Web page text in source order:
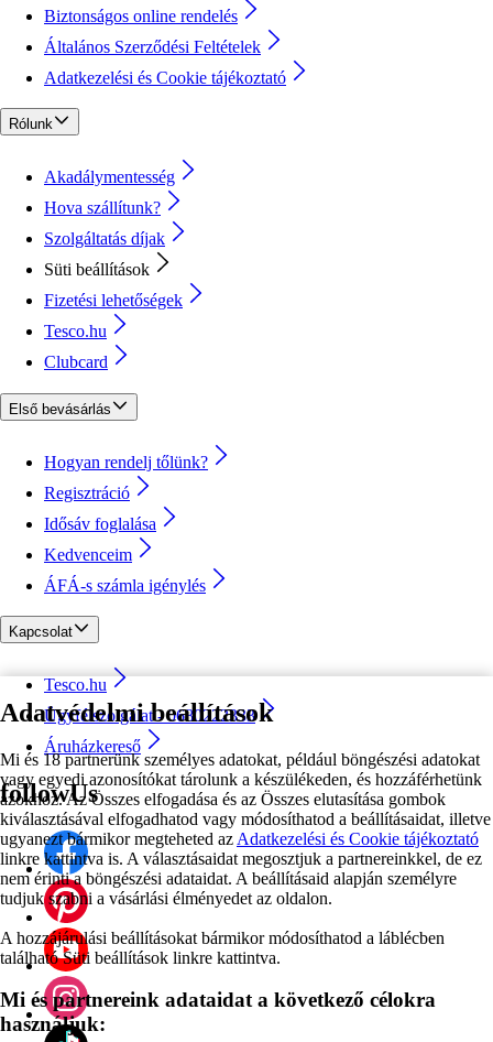
Adatvédelmi beállítások
Mi és 18 partnerünk személyes adatokat, például böngészési adatokat
vagy egyedi azonosítókat tárolunk a készülékeden, és hozzáférhetünk
azokhoz. Az Összes elfogadása és az Összes elutasítása gombok
kiválasztásával elfogadhatod vagy módosíthatod a beállításaidat, illetve
ugyanezt bármikor megteheted az Adatkezelési és Cookie tájékoztató
linkre kattintva is. A választásaidat megosztjuk a partnereinkkel, de ez
nem érinti a böngészési adataidat. A beállításaid alapján személyre
tudjuk szabni a vásárlási élményedet az oldalon.
A hozzájárulási beállításokat bármikor módosíthatod a láblécben
található Süti beállítások linkre kattintva.
Mi és partnereink adataidat a következő célokra
használjuk:
Biztonságos online rendelés
Általános Szerződési Feltételek
Adatkezelési és Cookie tájékoztató
Rólunk
Akadálymentesség
Hova szállítunk?
Szolgáltatás díjak
Süti beállítások
Fizetési lehetőségek
Tesco.hu
Clubcard
Első bevásárlás
Hogyan rendelj tőlünk?
Regisztráció
Idősáv foglalása
Kedvenceim
ÁFÁ-s számla igénylés
Kapcsolat
Tesco.hu
Ügyfélszolgálat - 0680222333
Áruházkereső
followUs